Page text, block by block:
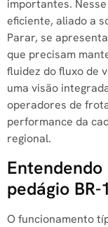
importantes.
eficiente, aliado a
Parar, se
que precisam
fluidez do fluxo de
uma visão
operadores de
performance da
regional.
pedágio BR-
O funcionamento